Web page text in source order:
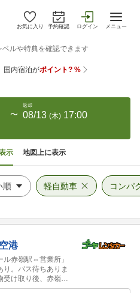
お気に入り 予約確認 ログイン メニュー
〜
返却
08/13 (木) 17:00
示 地図上に表示
軽自動車 コンパ
港
ル赤嶺駅⇔営業所」
。バス待ちありま
受け取り後、赤嶺駅
ールにご乗車のタイ